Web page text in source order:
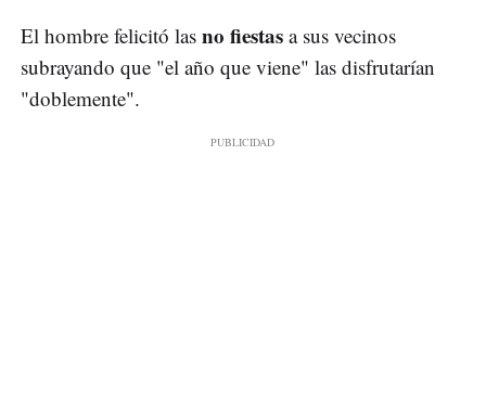
El hombre felicitó las no fiestas a sus vecinos
subrayando que "el año que viene" las disfrutarían
"doblemente".